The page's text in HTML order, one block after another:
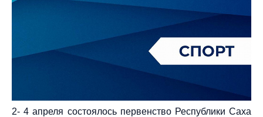
2- 4 апреля состоялось первенство Республики Саха